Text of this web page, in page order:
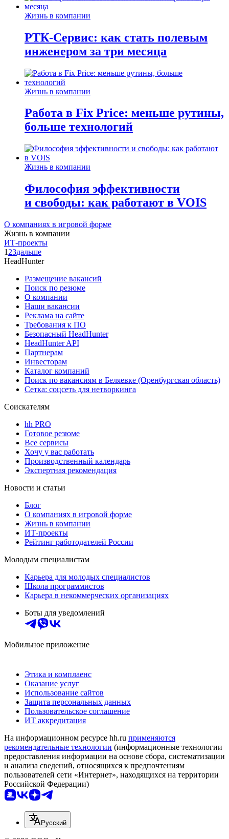
Жизнь в компании
РТК-Сервис: как стать полевым
инженером за три месяца
Жизнь в компании
Работа в Fix Price: меньше рутины,
больше технологий
Жизнь в компании
Философия эффективности
и свободы: как работают в VOIS
О компаниях в игровой форме
Жизнь в компании
ИТ-проекты
1 23дальше
HeadHunter
Размещение вакансий
Поиск по резюме
О компании
Наши вакансии
Реклама на сайте
Требования к ПО
Безопасный HeadHunter
HeadHunter API
Партнерам
Инвесторам
Каталог компаний
Поиск по вакансиям в Беляевке (Оренбургская область)
Сетка: соцсеть для нетворкинга
Соискателям
hh PRO
Готовое резюме
Все сервисы
Хочу у вас работать
Производственный календарь
Экспертная рекомендация
Новости и статьи
Блог
О компаниях в игровой форме
Жизнь в компании
ИТ-проекты
Рейтинг работодателей России
Молодым специалистам
Карьера для молодых специалистов
Школа программистов
Карьера в некоммерческих организациях
Боты для уведомлений
Мобильное приложение
Этика и комплаенс
Оказание услуг
Использование сайтов
Защита персональных данных
Пользовательское соглашение
ИТ аккредитация
На информационном ресурсе hh.ru применяются
рекомендательные технологии (информационные технологии
предоставления информации на основе сбора, систематизации
и анализа сведений, относящихся к предпочтениям
пользователей сети «Интернет», находящихся на территории
Российской Федерации)
Русский